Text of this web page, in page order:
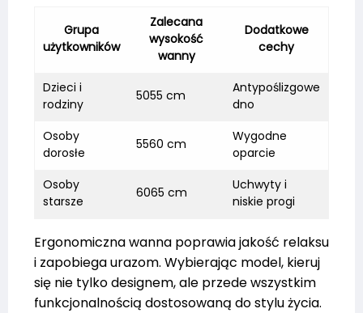
Grupa
użytkowników
Zalecana
wysokość
wanny
Dodatkowe
cechy
Dzieci i
rodziny
5055 cm
Antypoślizgowe
dno
Osoby
dorosłe
5560 cm
Wygodne
oparcie
Osoby
starsze
6065 cm
Uchwyty i
niskie progi
Ergonomiczna wanna poprawia jakość relaksu
i zapobiega urazom. Wybierając model, kieruj
się nie tylko designem, ale przede wszystkim
funkcjonalnością dostosowaną do stylu życia.